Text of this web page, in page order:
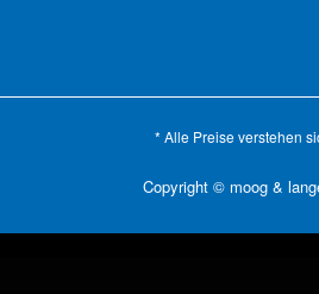
* Alle Preise verstehen
Copyright © moog &